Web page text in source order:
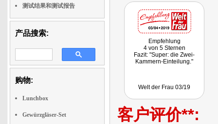
测试结果和测试报告
产品搜索:
购物:
Lunchbox
Gewürzgläser-Set
Empfehlung
4 von 5 Sternen
Fazit: "Super: die Zwei-
Kammern-Einteilung."
Welt der Frau 03/19
客户评价**: